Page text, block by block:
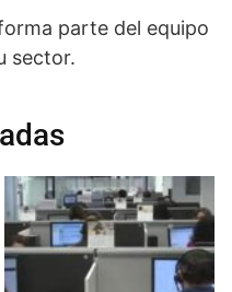
parte del equipo
sector.